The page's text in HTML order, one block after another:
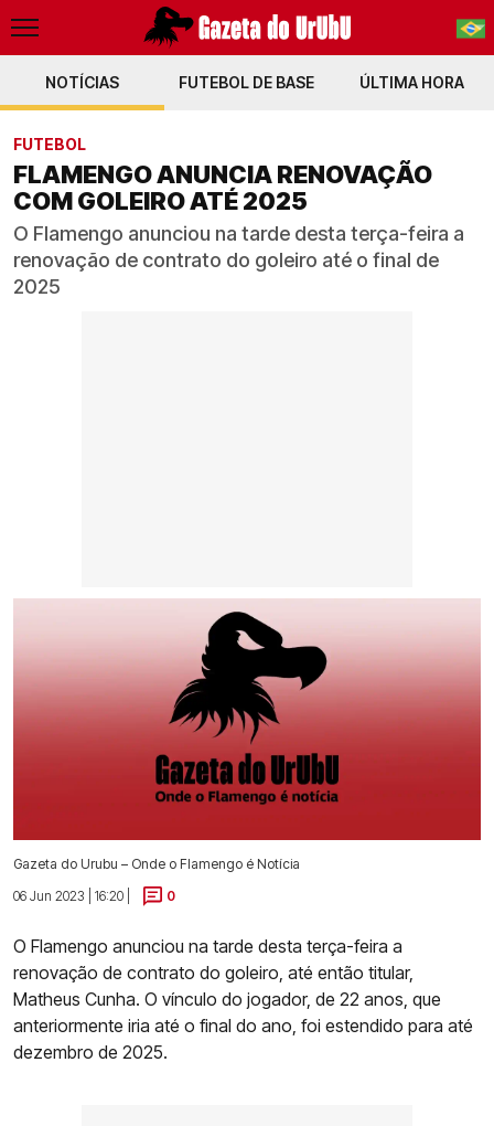
PT-BR
NOTÍCIAS FUTEBOL DE BASE ÚLTIMA HORA
FUTEBOL
FLAMENGO ANUNCIA RENOVAÇÃO
COM GOLEIRO ATÉ 2025
O Flamengo anunciou na tarde desta terça-feira a
renovação de contrato do goleiro até o final de
2025
Gazeta do Urubu – Onde o Flamengo é Notícia
06 Jun 2023 | 16:20 |
0
O Flamengo anunciou na tarde desta terça-feira a
renovação de contrato do goleiro, até então titular,
Matheus Cunha. O vínculo do jogador, de 22 anos, que
anteriormente iria até o final do ano, foi estendido para até
dezembro de 2025.